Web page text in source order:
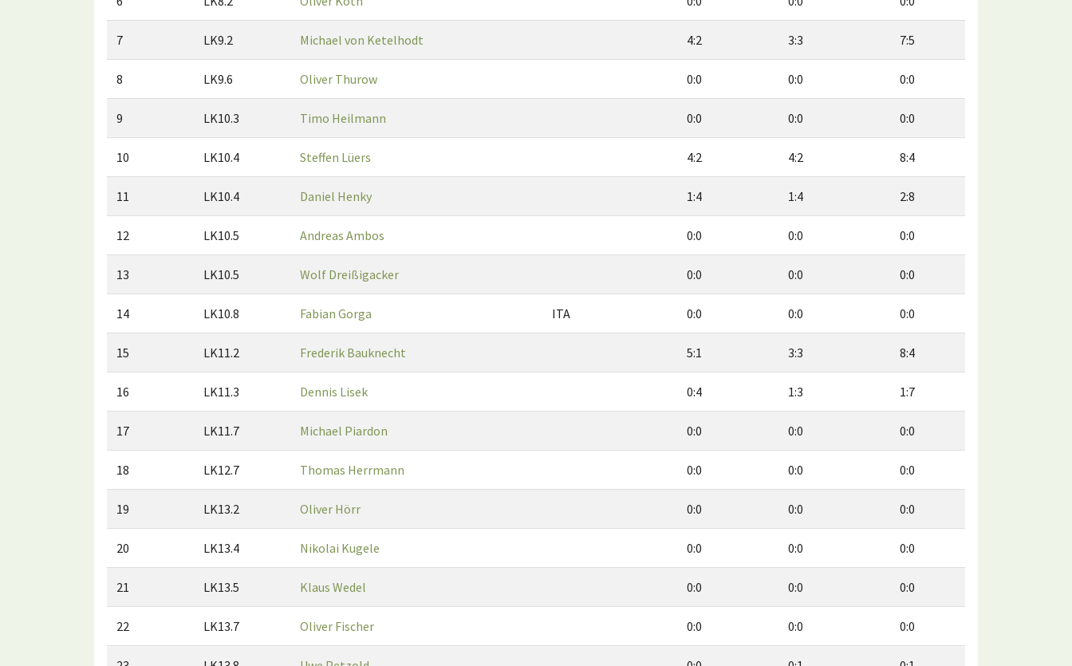
7 LK9.2 Michael von Ketelhodt 4:2 3:3 7:5
8 LK9.6 Oliver Thurow 0:0 0:0 0:0
9 LK10.3 Timo Heilmann 0:0 0:0 0:0
10 LK10.4 Steffen Lüers 4:2 4:2 8:4
11 LK10.4 Daniel Henky 1:4 1:4 2:8
12 LK10.5 Andreas Ambos 0:0 0:0 0:0
13 LK10.5 Wolf Dreißigacker 0:0 0:0 0:0
14 LK10.8 Fabian Gorga ITA 0:0 0:0 0:0
15 LK11.2 Frederik Bauknecht 5:1 3:3 8:4
16 LK11.3 Dennis Lisek 0:4 1:3 1:7
17 LK11.7 Michael Piardon 0:0 0:0 0:0
18 LK12.7 Thomas Herrmann 0:0 0:0 0:0
19 LK13.2 Oliver Hörr 0:0 0:0 0:0
20 LK13.4 Nikolai Kugele 0:0 0:0 0:0
21 LK13.5 Klaus Wedel 0:0 0:0 0:0
22 LK13.7 Oliver Fischer 0:0 0:0 0:0